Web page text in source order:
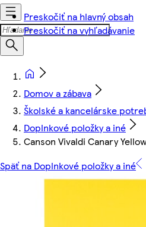
Preskočiť na hlavný obsah
Preskočiť na vyhľadávanie
Domov a zábava
Školské a kancelárske
Doplnkové položky a iné
Canson Vivaldi Canary
Späť na Doplnkové položky a iné